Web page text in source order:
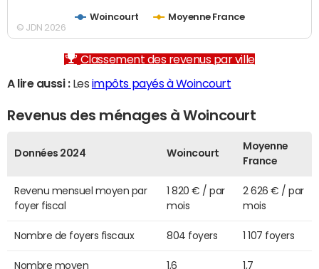
Woincourt Moyenne France
© JDN 2026
Classement des revenus par ville
A lire aussi :Les impôts payés à Woincourt
Revenus des ménages à Woincourt
Données 2024 Woincourt
Moyenne
France
Revenu mensuel moyen par
foyer fiscal
1 820 € / par
mois
2 626 € / par
mois
Nombre de foyers fiscaux 804 foyers 1 107 foyers
Nombre moyen
1,6
1,7